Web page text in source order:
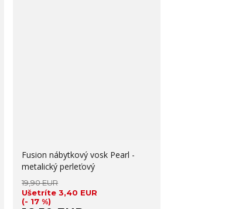
Fusion nábytkový vosk Pearl -
metalický perleťový
19,90 EUR
Ušetríte 3,40 EUR
(- 17 %)